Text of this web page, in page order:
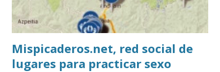
Mispicaderos.net, red social de
lugares para practicar sexo